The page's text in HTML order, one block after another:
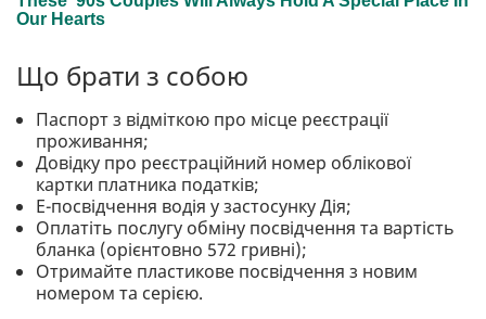
Що брати з собою
Паспорт з відміткою про місце реєстрації
проживання;
Довідку про реєстраційний номер облікової
картки платника податків;
Е-посвідчення водія у застосунку Дія;
Оплатіть послугу обміну посвідчення та вартість
бланка (орієнтовно 572 гривні);
Отримайте пластикове посвідчення з новим
номером та серією.